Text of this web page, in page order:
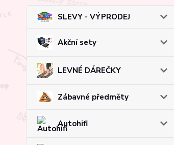
SLEVY - VÝPRODEJ
Akční sety
LEVNÉ DÁREČKY
Zábavné předměty
Autohifi